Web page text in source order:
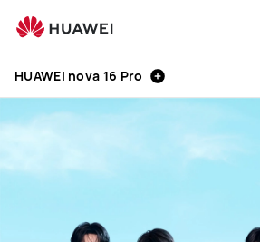
nova
ProHUAWEI nova 16 Pro